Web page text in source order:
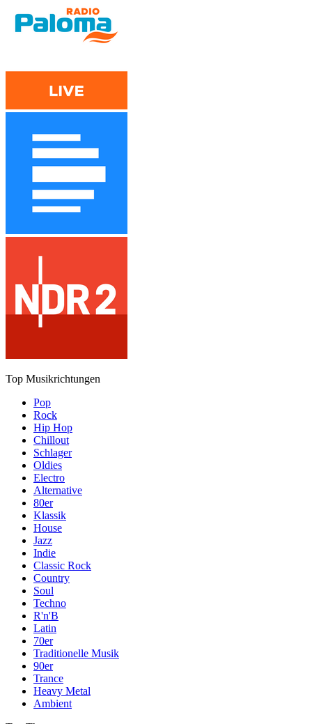
Top Musikrichtungen
Pop
Rock
Hip Hop
Chillout
Schlager
Oldies
Electro
Alternative
80er
Klassik
House
Jazz
Indie
Classic Rock
Country
Soul
Techno
R'n'B
Latin
70er
Traditionelle Musik
90er
Trance
Heavy Metal
Ambient